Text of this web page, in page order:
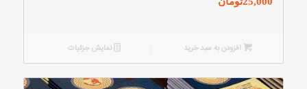
افزودن به سبد خرید نمایش جزئیات